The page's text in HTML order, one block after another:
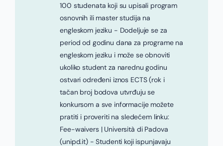
100 studenata koji su upisali program
osnovnih ili master studija na
engleskom jeziku - Dodeljuje se za
period od godinu dana za programe na
engleskom jeziku i može se obnoviti
ukoliko student za narednu godinu
ostvari određeni iznos ECTS (rok i
tačan broj bodova utvrđuju se
konkursom a sve informacije možete
pratiti i proveriti na sledećem linku:
Fee-waivers | Università di Padova
(unipd.it) - Studenti koji ispunjavaju